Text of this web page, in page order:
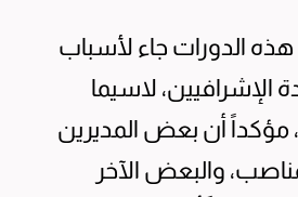
الدورات جاء لأسباب
لاسيما
مؤكداً أن بعض المديرين
والبعض الآخر